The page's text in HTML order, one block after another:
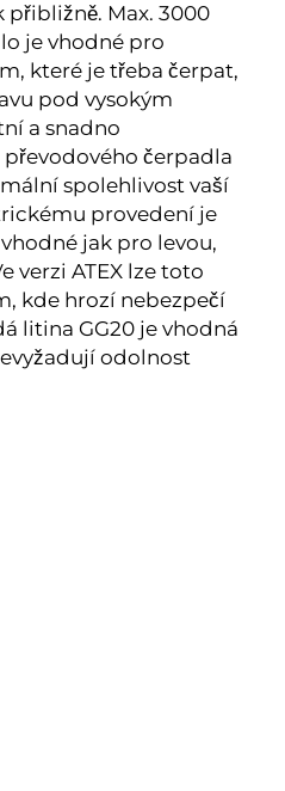
Max. 3000
je vhodné pro
které je třeba čerpat,
pod vysokým
a snadno
čerpadla
spolehlivost vaší
provedení je
jak pro levou,
verzi ATEX lze toto
kde hrozí nebezpečí
litina GG20 je vhodná
odolnost